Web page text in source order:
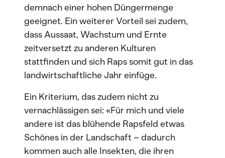
demnach einer hohen Düngermenge
geeignet. Ein weiterer Vorteil sei zudem,
dass Aussaat, Wachstum und Ernte
zeitversetzt zu anderen Kulturen
stattfinden und sich Raps somit gut in das
landwirtschaftliche Jahr einfüge.
Ein Kriterium, das zudem nicht zu
vernachlässigen sei: «Für mich und viele
andere ist das blühende Rapsfeld etwas
Schönes in der Landschaft – dadurch
kommen auch alle Insekten, die ihren